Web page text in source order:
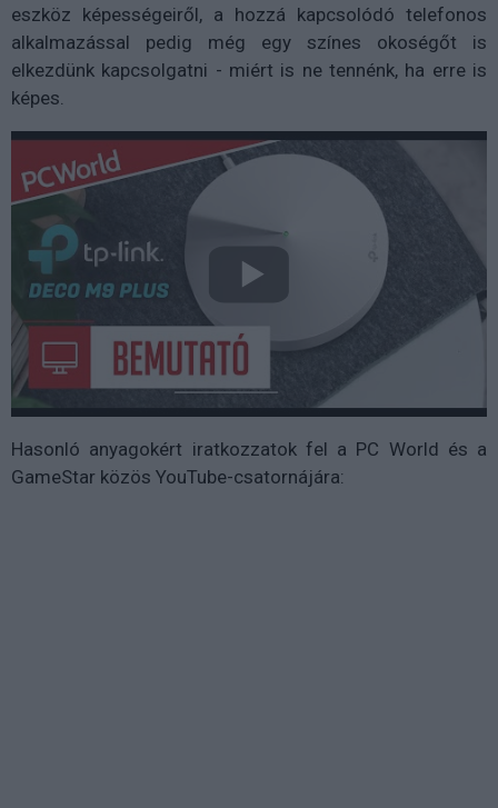
eszköz képességeiről, a hozzá kapcsolódó telefonos
alkalmazással pedig még egy színes okoségőt is
elkezdünk kapcsolgatni - miért is ne tennénk, ha erre is
képes.
Hasonló anyagokért iratkozzatok fel a PC World és a
GameStar közös YouTube-csatornájára: